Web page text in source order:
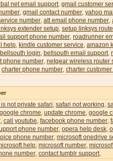
net email support, gmail customer
gmail contact number yahoo
number att email phone number
extender setup setup linksys
support phone number roadrunner
help kindle customer service amazon
bellsouth login bellsouth email support,
phone number netgear wireless router
charter phone number charter
not private safari safari not working
chrome update chrome google
call youtube facebook phone number
phone number opera help desk
phone number microsoft onedrive
help microsoft number
number contact tumblr support